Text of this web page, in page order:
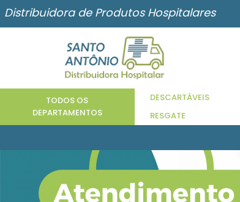
Distribuidora de Produtos Hospitalares
TODOS OS
DEPARTAMENTOS
DESCARTÁVEIS
RESGATE